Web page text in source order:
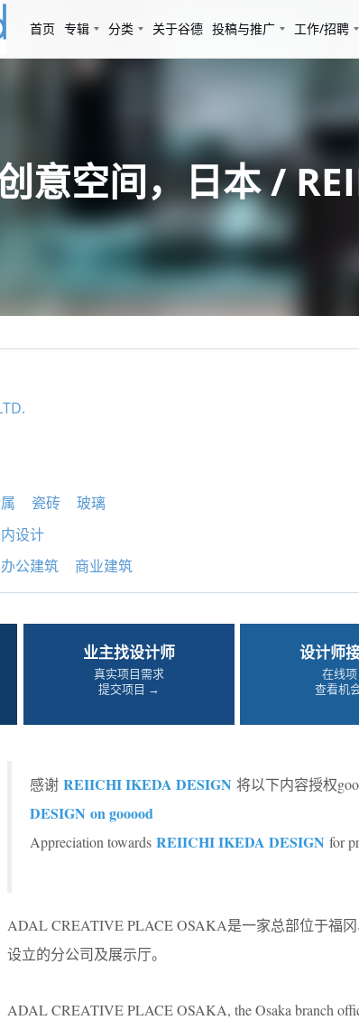
首页 专辑 分类 关于谷德 投稿与推广 工作/招聘
意空间，日本 /
瓷砖 玻璃
设计
办公建筑 商业建筑
业主找设计师
真实项目需求
提交项目 →
设计师
在线项
查看机
感谢 REIICHI IKEDA DESIGN 将以下内容授权
DESIGN on gooood
Appreciation towards REIICHI IKEDA DESIGN for
ADAL CREATIVE PLACE OSAKA是一家总部位于福
设立的分公司及展示厅。
ADAL CREATIVE PLACE OSAKA, the Osaka branch